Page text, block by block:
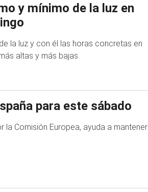
y mínimo de la luz en
la luz y con él las horas concretas en
altas y más bajas
para este sábado
Comisión Europea, ayuda a mantener